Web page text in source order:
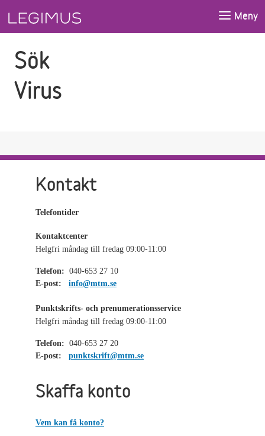
Meny
Sök
Virus
Kontakt
Telefontider
Kontaktcenter
Helgfri måndag till fredag 09:00-11:00
Telefon: 040-653 27 10
E-post:
info@mtm.se
Punktskrifts- och prenumerationsservice
Helgfri måndag till fredag 09:00-11:00
Telefon: 040-653 27 20
E-post:
punktskrift@mtm.se
Skaffa konto
Vem kan få konto?